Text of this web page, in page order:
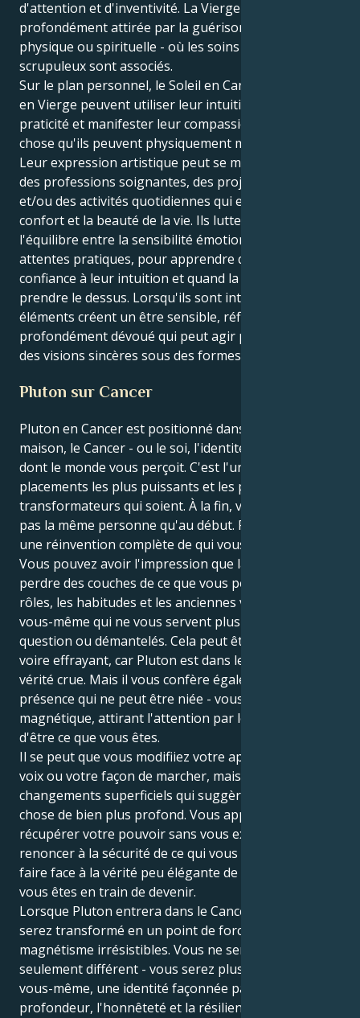
d'attention et d'inventivité. La Vierge pourrait être
profondément attirée par la guérison - émotionnelle,
physique ou spirituelle - où les soins et les détails
scrupuleux sont associés.
Sur le plan personnel, le Soleil en Cancer et Neptune
en Vierge peuvent utiliser leur intuition par souci de
praticité et manifester leur compassion en quelque
chose qu'ils peuvent physiquement mettre en œuvre.
Leur expression artistique peut se manifester dans
des professions soignantes, des projets créatifs
et/ou des activités quotidiennes qui entourent le
confort et la beauté de la vie. Ils luttent pour trouver
l'équilibre entre la sensibilité émotionnelle et les
attentes pratiques, pour apprendre quand faire
confiance à leur intuition et quand la fermeté doit
prendre le dessus. Lorsqu'ils sont intégrés, ces deux
éléments créent un être sensible, réfléchi et
profondément dévoué qui peut agir pour manifester
des visions sincères sous des formes significatives.
Pluton sur Cancer
Pluton en Cancer est positionné dans votre 1ère
maison, le Cancer - ou le soi, l'identité et la façon
dont le monde vous perçoit. C'est l'un des
placements les plus puissants et les plus
transformateurs qui soient. À la fin, vous ne serez
pas la même personne qu'au début. Pensez-y comme
une réinvention complète de qui vous êtes.
Vous pouvez avoir l'impression que la vie vous fait
perdre des couches de ce que vous pensiez être. Les
rôles, les habitudes et les anciennes versions de
vous-même qui ne vous servent plus seront remis en
question ou démantelés. Cela peut être désarmant,
voire effrayant, car Pluton est dans le domaine de la
vérité crue. Mais il vous confère également une
présence qui ne peut être niée - vous devenez
magnétique, attirant l'attention par le simple fait
d'être ce que vous êtes.
Il se peut que vous modifiiez votre apparence, votre
voix ou votre façon de marcher, mais ce sont des
changements superficiels qui suggèrent quelque
chose de bien plus profond. Vous apprenez à
récupérer votre pouvoir sans vous excuser, à
renoncer à la sécurité de ce qui vous est familier et à
faire face à la vérité peu élégante de la personne que
vous êtes en train de devenir.
Lorsque Pluton entrera dans le Cancer, vous vous
serez transformé en un point de force et de
magnétisme irrésistibles. Vous ne serez pas
seulement différent - vous serez plus que jamais
vous-même, une identité façonnée par la
profondeur, l'honnêteté et la résilience.